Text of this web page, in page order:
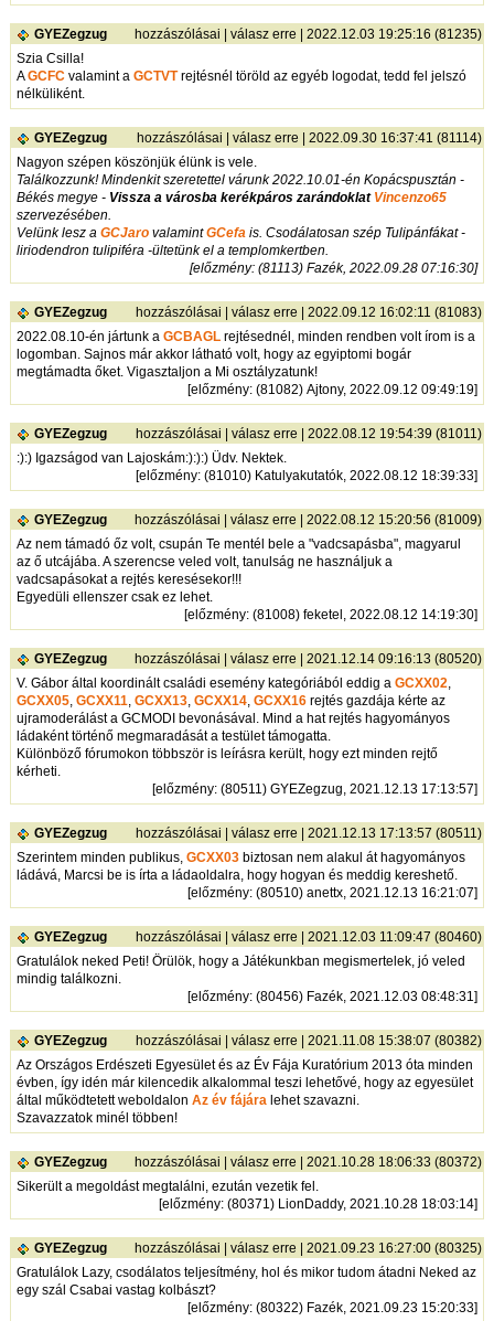
GYEZegzug hozzászólásai |válasz erre | 2022.12.03 19:25:16 (81235)
Szia Csilla!
AGCFC valamint aGCTVTrejtésnél töröld az egyéb logodat, tedd fel jelszó
nélküliként.
GYEZegzug hozzászólásai |válasz erre | 2022.09.30 16:37:41 (81114)
Nagyon szépen köszönjük élünk is vele.
Találkozzunk! Mindenkit szeretettel várunk 2022.10.01-én Kopácspusztán -
Békés megye - Vissza a városba kerékpáros zarándoklat Vincenzo65
szervezésében.
Velünk lesz aGCJaro valamintGCefa is. Csodálatosan szép Tulipánfákat -
liriodendron tulipiféra -ültetünk el a templomkertben.
[előzmény: (81113) Fazék, 2022.09.28 07:16:30]
GYEZegzug hozzászólásai |válasz erre | 2022.09.12 16:02:11 (81083)
2022.08.10-én jártunk aGCBAGL rejtésednél, minden rendben volt írom is a
logomban. Sajnos már akkor látható volt, hogy az egyiptomi bogár
megtámadta őket. Vigasztaljon a Mi osztályzatunk!
[előzmény: (81082) Ajtony, 2022.09.12 09:49:19]
GYEZegzug hozzászólásai |válasz erre | 2022.08.12 19:54:39 (81011)
:):) Igazságod van Lajoskám:):):) Üdv. Nektek.
[előzmény: (81010) Katulyakutatók, 2022.08.12 18:39:33]
GYEZegzug hozzászólásai |válasz erre | 2022.08.12 15:20:56 (81009)
Az nem támadó őz volt, csupán Te mentél bele a "vadcsapásba", magyarul
az ő utcájába. A szerencse veled volt, tanulság ne használjuk a
vadcsapásokat a rejtés keresésekor!!!
Egyedüli ellenszer csak ez lehet.
[előzmény: (81008) feketel, 2022.08.12 14:19:30]
GYEZegzug hozzászólásai |válasz erre | 2021.12.14 09:16:13 (80520)
V. Gábor által koordinált családi esemény kategóriából eddig aGCXX02,
GCXX05,GCXX11,GCXX13,GCXX14,GCXX16 rejtés gazdája kérte az
ujramoderálást a GCMODI bevonásával. Mind a hat rejtés hagyományos
ládaként történő megmaradását a testület támogatta.
Különböző fórumokon többször is leírásra került, hogy ezt minden rejtő
kérheti.
[előzmény: (80511) GYEZegzug, 2021.12.13 17:13:57]
GYEZegzug hozzászólásai |válasz erre | 2021.12.13 17:13:57 (80511)
Szerintem minden publikus,GCXX03 biztosan nem alakul át hagyományos
ládává, Marcsi be is írta a ládaoldalra, hogy hogyan és meddig kereshető.
[előzmény: (80510) anettx, 2021.12.13 16:21:07]
GYEZegzug hozzászólásai |válasz erre | 2021.12.03 11:09:47 (80460)
Gratulálok neked Peti! Örülök, hogy a Játékunkban megismertelek, jó veled
mindig találkozni.
[előzmény: (80456) Fazék, 2021.12.03 08:48:31]
GYEZegzug hozzászólásai |válasz erre | 2021.11.08 15:38:07 (80382)
Az Országos Erdészeti Egyesület és az Év Fája Kuratórium 2013 óta minden
évben, így idén már kilencedik alkalommal teszi lehetővé, hogy az egyesület
által működtetett weboldalonAz év fájára lehet szavazni.
Szavazzatok minél többen!
GYEZegzug hozzászólásai |válasz erre | 2021.10.28 18:06:33 (80372)
Sikerült a megoldást megtalálni, ezután vezetik fel.
[előzmény: (80371) LionDaddy, 2021.10.28 18:03:14]
GYEZegzug hozzászólásai |válasz erre | 2021.09.23 16:27:00 (80325)
Gratulálok Lazy, csodálatos teljesítmény, hol és mikor tudom átadni Neked az
egy szál Csabai vastag kolbászt?
[előzmény: (80322) Fazék, 2021.09.23 15:20:33]